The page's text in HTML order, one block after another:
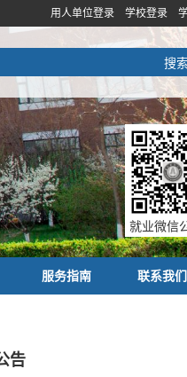
用人单位登录 学校登录
就业微信
服务指南 联系我们
告